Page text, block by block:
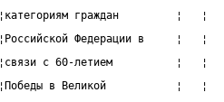
¦категориям граждан
¦Российской Федерации в
¦связи с 60-летием          ¦
¦Победы в Великой           ¦